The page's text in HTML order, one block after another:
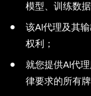
模型、训练数
该AI代理及其
权利；
就您提供AI代
律要求的所有